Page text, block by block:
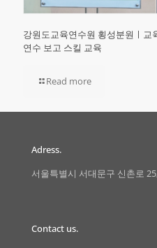
강원도교육연수원 횡성분원ㅣ교
연수 보고 스킬 교육
Read more
Adress.
서울특별시 서대문구 신촌로
Contact us.